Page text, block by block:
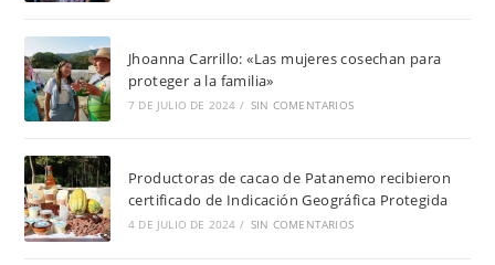
Jhoanna Carrillo: «Las mujeres cosechan para
proteger a la familia»
7 DE JULIO DE 2024 / SIN COMENTARIOS
Productoras de cacao de Patanemo recibieron
certificado de Indicación Geográfica Protegida
4 DE JULIO DE 2024 / SIN COMENTARIOS